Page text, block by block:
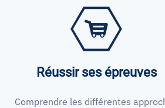
Réussir ses épreuves
Comprendre les différentes